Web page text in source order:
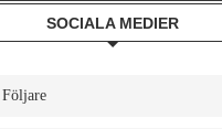
SOCIALA MEDIER
Följare